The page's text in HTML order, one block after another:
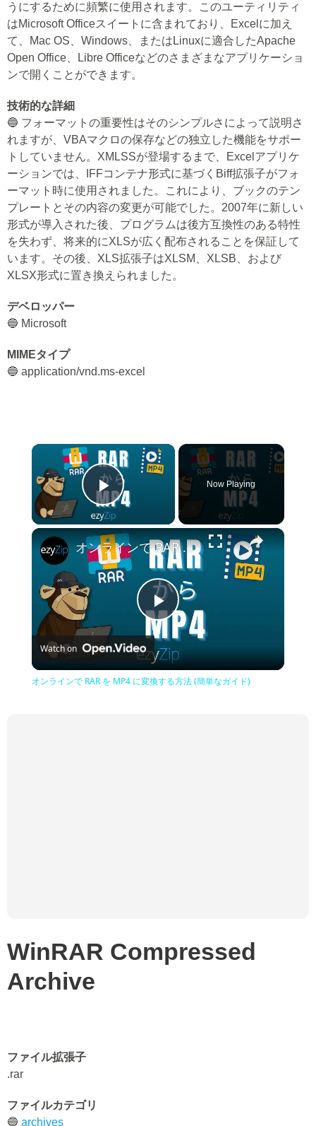
うにするために頻繁に使用されます。このユーティリティ
はMicrosoft Officeスイートに含まれており、Excelに加え
て、Mac OS、Windows、またはLinuxに適合したApache
Open Office、Libre Officeなどのさまざまなアプリケーショ
ンで開くことができます。
技術的な詳細
🔵 フォーマットの重要性はそのシンプルさによって説明さ
れますが、VBAマクロの保存などの独立した機能をサポー
トしていません。XMLSSが登場するまで、Excelアプリケ
ーションでは、IFFコンテナ形式に基づくBiff拡張子がフォ
ーマット時に使用されました。これにより、ブックのテン
プレートとその内容の変更が可能でした。2007年に新しい
形式が導入された後、プログラムは後方互換性のある特性
を失わず、将来的にXLSが広く配布されることを保証して
います。その後、XLS拡張子はXLSM、XLSB、および
XLSX形式に置き換えられました。
デベロッパー
🔵 Microsoft
MIMEタイプ
🔵 application/vnd.ms-excel
×
Play Video
Now Playing
×
Play
Video
オンラインで RAR を MP4 に変換する方法 (簡単なガイド)
Watch on
オンラインで RAR を MP4 に変換する方法 (簡単なガイド)
WinRAR Compressed
Archive
ファイル拡張子
.rar
ファイルカテゴリ
🔵 archives